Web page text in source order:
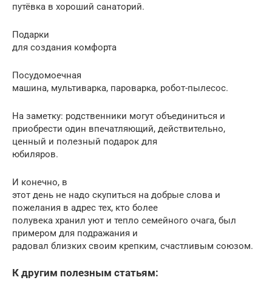
путёвка в хороший санаторий.
Подарки
для создания комфорта
Посудомоечная
машина, мультиварка, пароварка, робот-пылесос.
На заметку: родственники могут объединиться и
приобрести один впечатляющий, действительно,
ценный и полезный подарок для
юбиляров.
И конечно, в
этот день не надо скупиться на добрые слова и
пожелания в адрес тех, кто более
полувека хранил уют и тепло семейного очага, был
примером для подражания и
радовал близких своим крепким, счастливым союзом.
К другим полезным статьям: